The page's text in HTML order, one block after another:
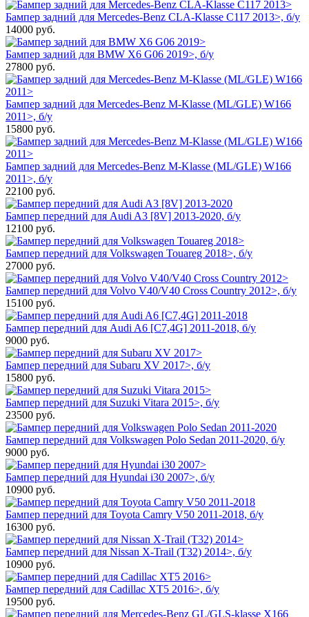
Бампер задний для Mercedes-Benz CLA-Klasse C117 2013>, б/у
14000 руб.
Бампер задний для BMW X6 G06 2019>, б/у
27800 руб.
Бампер задний для Mercedes-Benz M-Klasse (ML/GLE) W166
2011>, б/у
15800 руб.
Бампер задний для Mercedes-Benz M-Klasse (ML/GLE) W166
2011>, б/у
22100 руб.
Бампер передний для Audi A3 [8V] 2013-2020, б/у
12100 руб.
Бампер передний для Volkswagen Touareg 2018>, б/у
27000 руб.
Бампер передний для Volvo V40/V40 Cross Country 2012>, б/у
15100 руб.
Бампер передний для Audi A6 [C7,4G] 2011-2018, б/у
9000 руб.
Бампер передний для Subaru XV 2017>, б/у
15800 руб.
Бампер передний для Suzuki Vitara 2015>, б/у
23500 руб.
Бампер передний для Volkswagen Polo Sedan 2011-2020, б/у
9000 руб.
Бампер передний для Hyundai i30 2007>, б/у
10900 руб.
Бампер передний для Toyota Camry V50 2011-2018, б/у
16300 руб.
Бампер передний для Nissan X-Trail (T32) 2014>, б/у
10900 руб.
Бампер передний для Cadillac XT5 2016>, б/у
19500 руб.